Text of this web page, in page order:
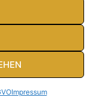
Impressum